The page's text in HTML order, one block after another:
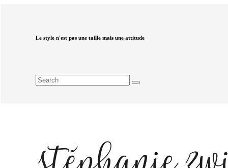
Le style n'est pas une taille mais une attitude